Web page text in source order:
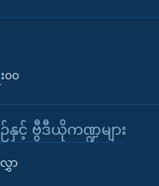
၀၀
င့် ဗွီဒီယိုကဏ္ဍများ
ာ